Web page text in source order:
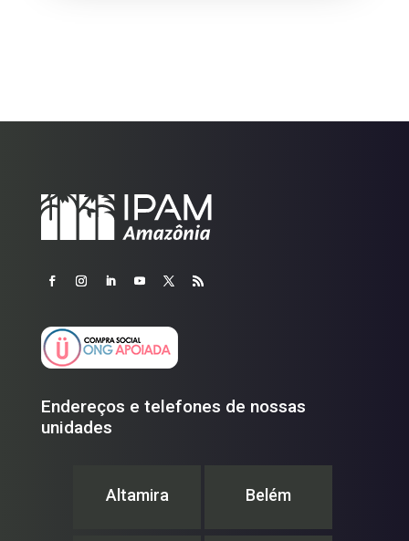
Endereços e telefones de nossas
unidades
Altamira Belém